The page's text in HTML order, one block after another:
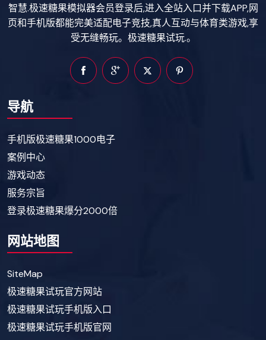
智慧.极速糖果模拟器会员登录后,进入全站入口并下载APP,网
页和手机版都能完美适配电子竞技,真人互动与体育类游戏,享
受无缝畅玩。极速糖果试玩.。
导航
手机版极速糖果1000电子
案例中心
游戏动态
服务宗旨
登录极速糖果爆分2000倍
网站地图
SiteMap
极速糖果试玩官方网站
极速糖果试玩手机版入口
极速糖果试玩手机版官网